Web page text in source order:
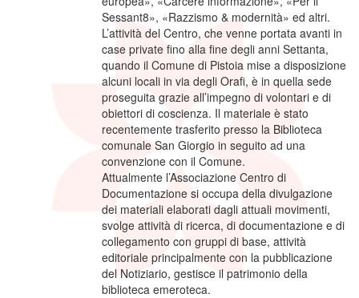
Sessant8», «Razzismo & modernità» ed altri.
L’attività del Centro, che venne portata avanti in
case private fino alla fine degli anni Settanta,
quando il Comune di Pistoia mise a disposizione
alcuni locali in via degli Orafi, è in quella sede
proseguita grazie all’impegno di volontari e di
obiettori di coscienza. Il materiale è stato
recentemente trasferito presso la Biblioteca
comunale San Giorgio in seguito ad una
convenzione con il Comune.
Attualmente l’Associazione Centro di
Documentazione si occupa della divulgazione
dei materiali elaborati dagli attuali movimenti,
svolge attività di ricerca, di documentazione e di
collegamento con gruppi di base, attività
editoriale principalmente con la pubblicazione
del Notiziario, gestisce il patrimonio della
biblioteca emeroteca.